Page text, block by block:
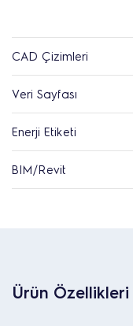
CAD Çizimleri
Veri Sayfası
Enerji Etiketi
BIM/Revit
Ürün Özellikleri